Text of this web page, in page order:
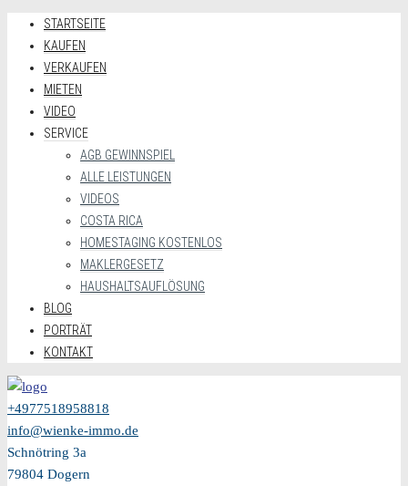
STARTSEITE
KAUFEN
VERKAUFEN
MIETEN
VIDEO
SERVICE
AGB GEWINNSPIEL
ALLE LEISTUNGEN
VIDEOS
COSTA RICA
HOMESTAGING KOSTENLOS
MAKLERGESETZ
HAUSHALTSAUFLÖSUNG
BLOG
PORTRÄT
KONTAKT
+4977518958818
info@wienke-immo.de
Schnötring 3a
79804 Dogern